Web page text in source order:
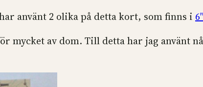
använt 2 olika på detta kort, som finns i
mycket av dom. Till detta har jag använt